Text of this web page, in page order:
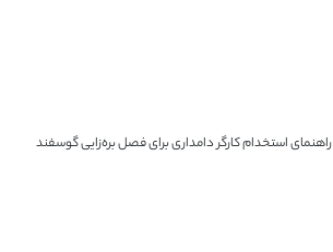
راهنمای استخدام کارگر دامداری برای فصل بره‌زایی گوسفند